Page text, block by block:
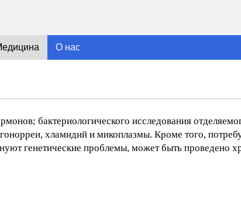
О нас
бактериологического исследования
хламидий и микоплазмы. Кроме того,
генетические проблемы, может быть проведено